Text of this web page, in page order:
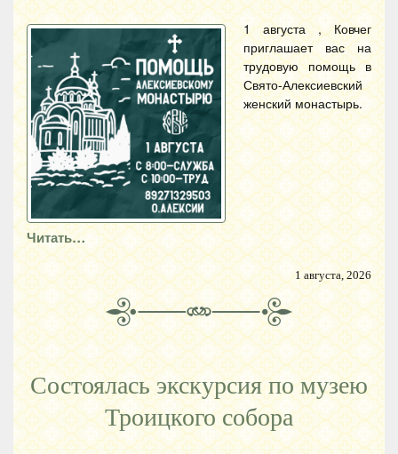
1 августа , Ковчег
приглашает вас на
трудовую помощь в
Свято-Алексиевский
женский монастырь.
Читать…
1 августа, 2026
Состоялась экскурсия по музею
Троицкого собора